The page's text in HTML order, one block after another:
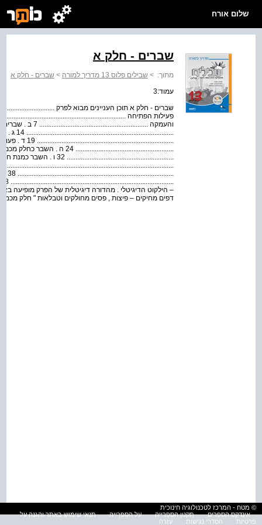
שלום אורח
שברים - חלק א
מתוך: > שבילים פלוס 13 מדריך למורה > שברים - חלק א
עמוד:3
והעמקה
........................................................ 24
............................................................. 32 ו . השבר כמנת
– הילקוט הדיגיטלי . מהדורה דיגיטלית של הפרק מופיעה
דפים מחיקים – פיצות , פסים מחולקים וטבלאות " חלק
© מטח - המרכז לטכנולוגיה חינוכית
אינדקס הספרים
תקנון הספרייה על הספרייה
תנאי שימוש באתר והגנה על
פרטיות
הסדרי נגישות עזרה